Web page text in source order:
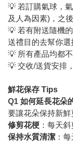
💡 若訂購氣球，
及人為因素)，之
💡 若有附送隨機
送禮目的去幫你選
💡 所有產品均都
💡 交收/送貨安排
鮮花保存 Tips
Q1 如何延長花朵
要讓花朵保持新鮮
修剪花梗 ：每天
保持水質清潔 ：